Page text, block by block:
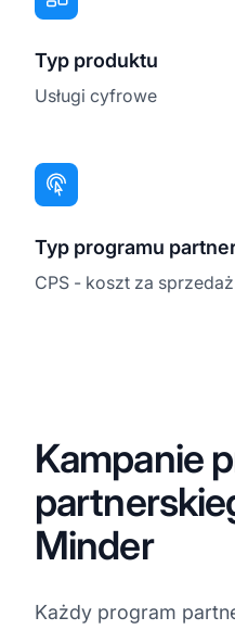
Typ produktu
Usługi cyfrowe
Typ programu
CPS - koszt za sprzedaż
Kampanie
Minder
Każdy program